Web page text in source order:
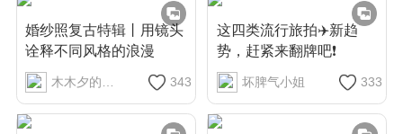
婚纱照复古特辑丨用镜头
诠释不同风格的浪漫
343
这四类流行旅拍✈️新趋
势，赶紧来翻牌吧❗
坏脾气小姐 333